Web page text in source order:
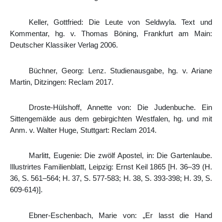
Keller, Gottfried: Die Leute von Seldwyla. Text und
Kommentar, hg. v. Thomas Böning, Frankfurt am Main:
Deutscher Klassiker Verlag 2006.
Büchner, Georg: Lenz. Studienausgabe, hg. v. Ariane
Martin, Ditzingen: Reclam 2017.
Droste-Hülshoff, Annette von: Die Judenbuche. Ein
Sittengemälde aus dem gebirgichten Westfalen, hg. und mit
Anm. v. Walter Huge, Stuttgart: Reclam 2014.
Marlitt, Eugenie: Die zwölf Apostel, in: Die Gartenlaube.
Illustrirtes Familienblatt, Leipzig: Ernst Keil 1865 [H. 36–39 (H.
36, S. 561–564; H. 37, S. 577-583; H. 38, S. 393-398; H. 39, S.
609-614)].
Ebner-Eschenbach, Marie von: „Er lasst die Hand